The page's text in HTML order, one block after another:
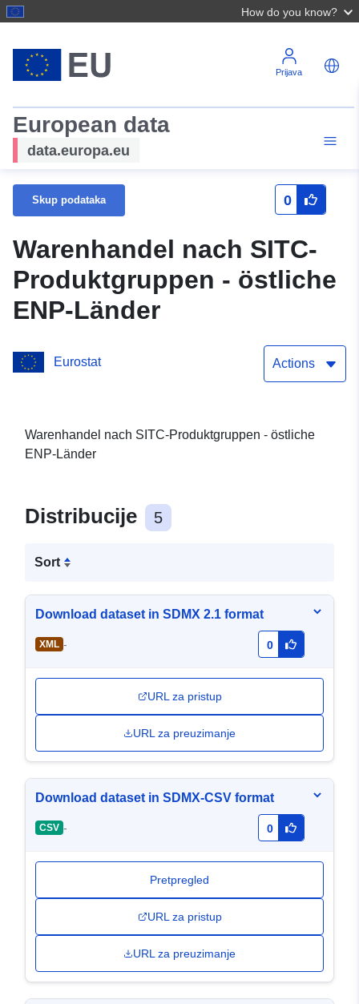
How do you know?
Prijava
European data
data.europa.eu
Skup podataka 0
Warenhandel nach SITC-
Produktgruppen - östliche
ENP-Länder
Eurostat Actions
Warenhandel nach SITC-Produktgruppen - östliche
ENP-Länder
Distribucije 5
Sort
Download dataset in SDMX 2.1 format
XML - 0
URL za pristup
URL za preuzimanje
Download dataset in SDMX-CSV format
CSV - 0
Pretpregled
URL za pristup
URL za preuzimanje